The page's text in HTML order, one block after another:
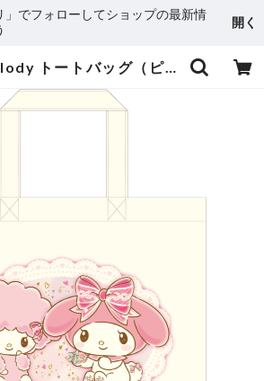
」でフォローしてショップの最新情
開く
My Melody トートバッグ（ピアノ） | madnm